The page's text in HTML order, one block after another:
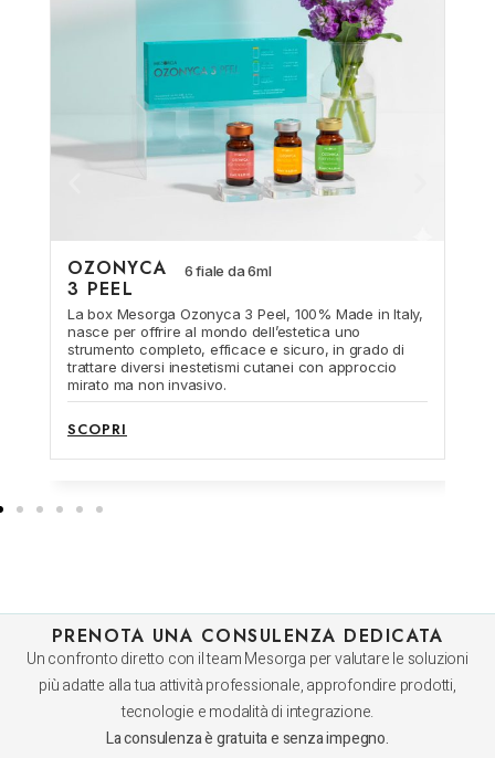
OZONYCA
3 PEEL
6 fiale da 6ml
La box Mesorga Ozonyca 3 Peel, 100% Made in Italy,
nasce per offrire al mondo dell’estetica uno
strumento completo, efficace e sicuro, in grado di
trattare diversi inestetismi cutanei con approccio
mirato ma non invasivo.
SCOPRI
PRENOTA UNA CONSULENZA DEDICATA
Un confronto diretto con il team Mesorga per valutare le soluzioni
più adatte alla tua attività professionale, approfondire prodotti,
tecnologie e modalità di integrazione.
La consulenza è gratuita e senza impegno.